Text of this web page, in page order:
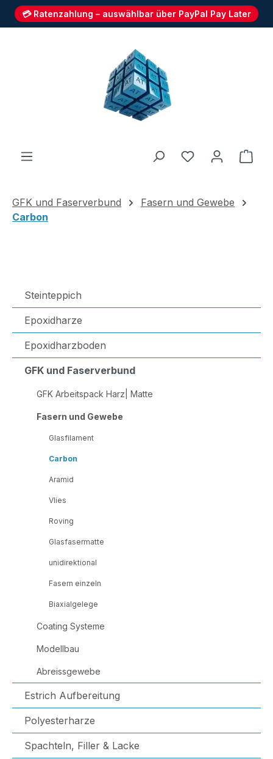
💳 Ratenzahlung – auswählbar über PayPal Pay Later
Du hast 0
GFK und Faserverbund
Fasern und Gewebe
Carbon
Steinteppich
Epoxidharze
Epoxidharzboden
GFK und Faserverbund
GFK Arbeitspack Harz| Matte
Fasern und Gewebe
Glasfilament
Carbon
Aramid
Vlies
Roving
Glasfasermatte
unidirektional
Fasern einzeln
Biaxialgelege
Coating Systeme
Modellbau
Abreissgewebe
Estrich Aufbereitung
Polyesterharze
Spachteln, Filler & Lacke